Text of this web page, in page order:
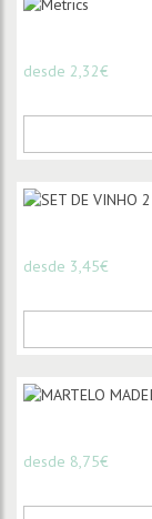
desde 2,32€
desde 3,45€
desde 8,75€